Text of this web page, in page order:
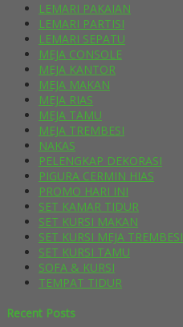
LEMARI PAKAIAN
LEMARI PARTISI
LEMARI SEPATU
MEJA CONSOLE
MEJA KANTOR
MEJA MAKAN
MEJA RIAS
MEJA TAMU
MEJA TREMBESI
NAKAS
PELENGKAP DEKORASI
PIGURA CERMIN HIAS
PROMO HARI INI
SET KAMAR TIDUR
SET KURSI MAKAN
SET KURSI MEJA TREMBESI
SET KURSI TAMU
SOFA & KURSI
TEMPAT TIDUR
Recent Posts